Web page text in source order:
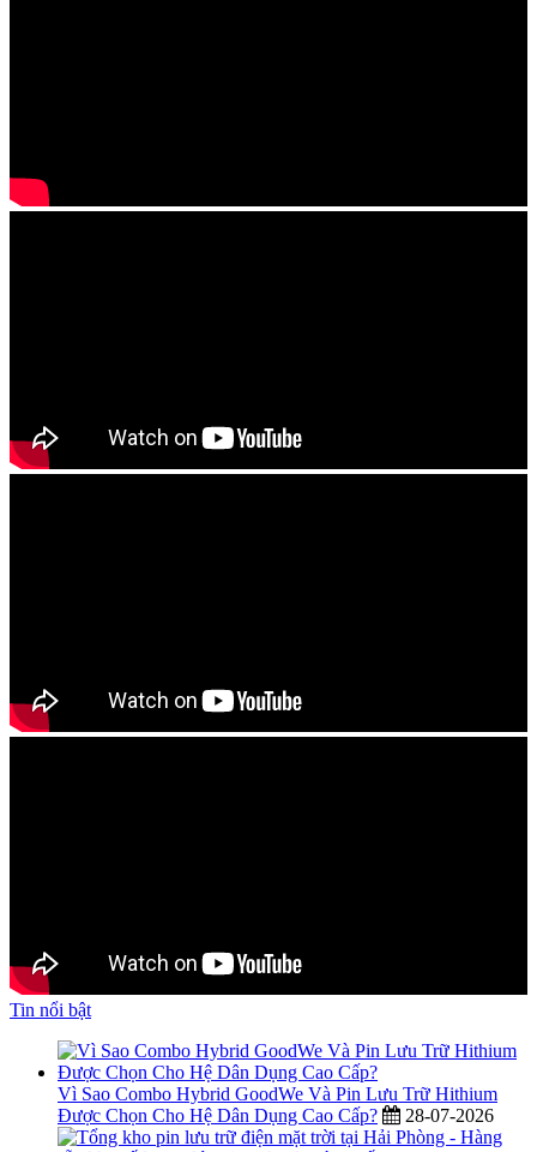
Tin nổi bật
Vì Sao Combo Hybrid GoodWe Và Pin Lưu Trữ Hithium
Được Chọn Cho Hệ Dân Dụng Cao Cấp?
28-07-2026